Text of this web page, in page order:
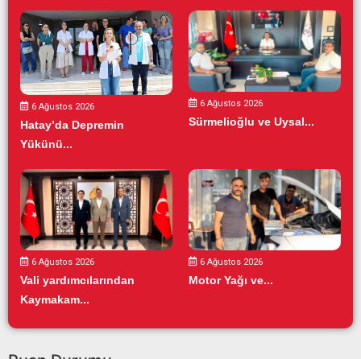
6 Ağustos 2026
Hatay’da Depremin
Yükünü...
6 Ağustos 2026
Sürmelioğlu ve Uysal...
6 Ağustos 2026
Vali yardımcılarından
Kaymakam...
6 Ağustos 2026
Motor Yağı ve...